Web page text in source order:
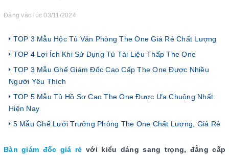
Đăng vào lúc 03/11/2024
TOP 3 Mẫu Hộc Tủ Văn Phòng The One Giá Rẻ Chất Lượng
TOP 4 Lợi Ích Khi Sử Dụng Tủ Tài Liệu Thấp The One
TOP 3 Mẫu Ghế Giám Đốc Cao Cấp The One Được Nhiều
Người Yêu Thích
TOP 5 Mẫu Tủ Hồ Sơ Cao The One Được Ưa Chuộng Nhất
Hiện Nay
5 Mẫu Ghế Lưới Trưởng Phòng The One Chất Lượng, Giá Rẻ
Bàn giám đốc giá rẻ với kiểu dáng sang trọng, đẳng cấp